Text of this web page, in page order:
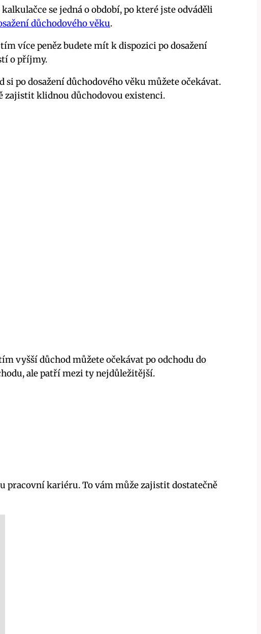
se jedná o období, po které jste odváděli
důchodového věku.
více peněz budete mít k dispozici po dosažení
o příjmy.
po dosažení důchodového věku můžete očekávat.
zajistit klidnou důchodovou existenci.
vyšší důchod můžete očekávat po odchodu do
ale patří mezi ty nejdůležitější.
pracovní kariéru. To vám může zajistit dostatečně